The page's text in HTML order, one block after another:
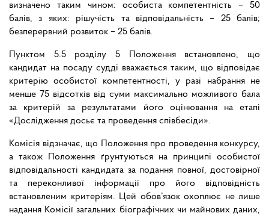
визначено таким чином: особиста компетентність – 50
балів, з яких: рішучість та відповідальність – 25 балів;
безперервний розвиток – 25 балів.
Пунктом 5.5 розділу 5 Положення встановлено, що
кандидат на посаду судді вважається таким, що відповідає
критерію особистої компетентності, у разі набрання не
менше 75 відсотків від суми максимально можливого бала
за критерій за результатами його оцінювання на етапі
«Дослідження досьє та проведення співбесіди».
Комісія відзначає, що Положення про проведення конкурсу,
а також Положення ґрунтуються на принципі особистої
відповідальності кандидата за подання повної, достовірної
та переконливої інформації про його відповідність
встановленим критеріям. Цей обов’язок охоплює не лише
надання Комісії загальних біографічних чи майнових даних,